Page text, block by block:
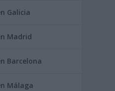
Galicia
Madrid
Barcelona
Málaga